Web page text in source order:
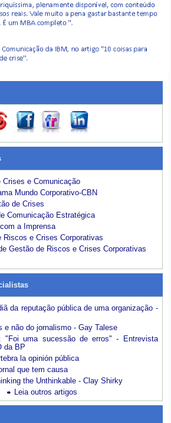
Crises e Comunicação
Mundo Corporativo-CBN
de Crises
Comunicação Estratégica
a Imprensa
Riscos e Crises Corporativas
Gestão de Riscos e Crises Corporativas
da reputação pública de uma organização -
e não do jornalismo - Gay Talese
"Foi uma sucessão de erros" - Entrevista
da BP
la opinión pública
que tem causa
the Unthinkable - Clay Shirky
Leia outros artigos